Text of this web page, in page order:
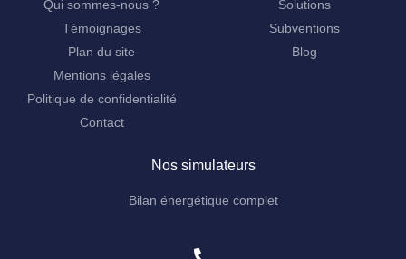
Qui sommes-nous ?
Témoignages
Plan du site
Mentions légales
Politique de confidentialité
Contact
Solutions
Subventions
Blog
Nos simulateurs
Bilan énergétique complet